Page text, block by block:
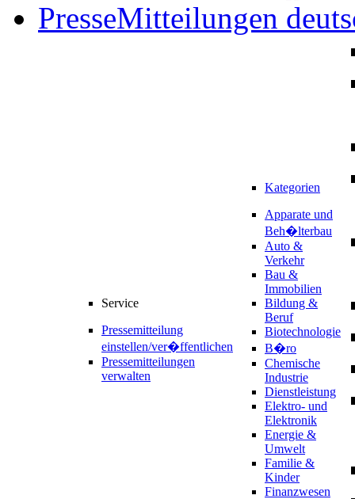
PresseMitteilungen
Service
Pressemitteilung
einstellen/ver�ffentlichen
Pressemitteilungen
verwalten
Kategorien
Apparate und
Beh�lterbau
Auto &
Verkehr
Bau &
Immobilien
Bildung &
Beruf
Biotechnologie
B�ro
Chemische
Industrie
Dienstleistung
Elektro- und
Elektronik
Energie &
Umwelt
Familie &
Kinder
Finanzwesen